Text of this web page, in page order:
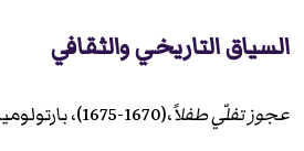
السياق التاريخي والثقافي
عجوز تفلّي طفلاً،(1670-1675)، بارتولوميه استيبان مورويو،